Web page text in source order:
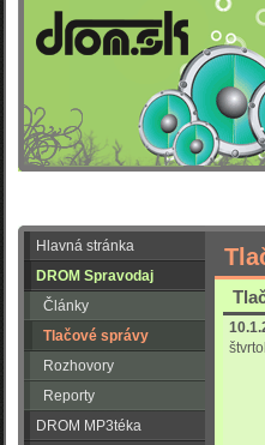
Hlavná stránka
DROM Spravodaj
Články
Tlačové správy
Rozhovory
Reporty
DROM MP3téka